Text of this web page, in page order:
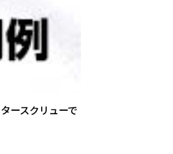
ースクリューで